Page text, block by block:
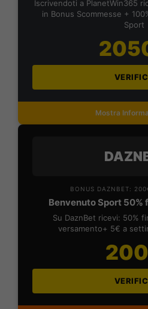
Iscrivendoti a PlanetWin365
in Bonus Scommesse +
Sport
Mostra
BONUS DAZNBET:
Benvenuto Sport 50%
Su DaznBet ricevi: 50%
versamento+ 5€ a